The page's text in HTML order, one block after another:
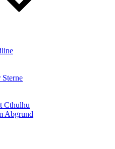
Cthulhu
Abgrund